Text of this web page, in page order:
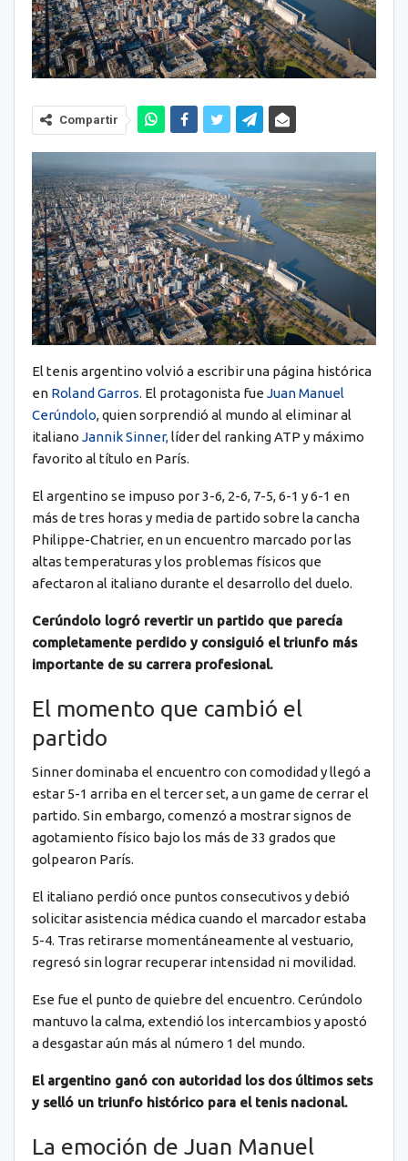
Compartir
El tenis argentino volvió a escribir una página histórica
en Roland Garros. El protagonista fue Juan Manuel
Cerúndolo, quien sorprendió al mundo al eliminar al
italiano Jannik Sinner,líder del ranking ATP y máximo
favorito al título en París.
El argentino se impuso por 3-6, 2-6, 7-5, 6-1 y 6-1 en
más de tres horas y media de partido sobre la cancha
Philippe-Chatrier, en un encuentro marcado por las
altas temperaturas y los problemas físicos que
afectaron al italiano durante el desarrollo del duelo.
Cerúndolo logró revertir un partido que parecía
completamente perdido y consiguió el triunfo más
importante de su carrera profesional.
El momento que cambió el
partido
Sinner dominaba el encuentro con comodidad y llegó a
estar 5-1 arriba en el tercer set, a un game de cerrar el
partido. Sin embargo, comenzó a mostrar signos de
agotamiento físico bajo los más de 33 grados que
golpearon París.
El italiano perdió once puntos consecutivos y debió
solicitar asistencia médica cuando el marcador estaba
5-4. Tras retirarse momentáneamente al vestuario,
regresó sin lograr recuperar intensidad ni movilidad.
Ese fue el punto de quiebre del encuentro. Cerúndolo
mantuvo la calma, extendió los intercambios y apostó
a desgastar aún más al número 1 del mundo.
El argentino ganó con autoridad los dos últimos sets
y selló un triunfo histórico para el tenis nacional.
La emoción de Juan Manuel